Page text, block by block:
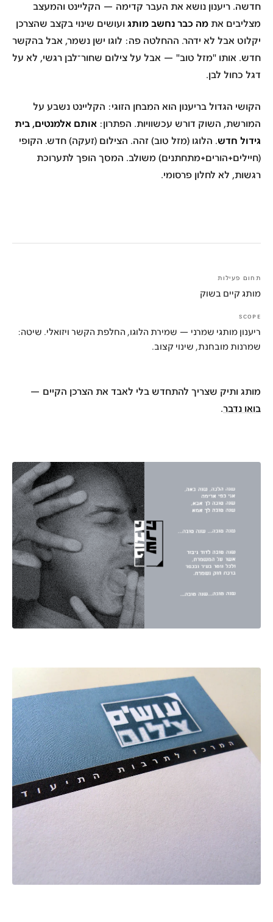
חדשה. ריענון נושא את העבר קדימה — הקליינט והמעצב
מצליבים את מה כבר נחשב מותג ועושים שינוי בקצב שהצרכן
יקלוט אבל לא ידהר. ההחלטה פה: לוגו ישן נשמר, אבל בהקשר
חדש. אותו "מזל טוב" — אבל על צילום שחור־לבן רגשי, לא על
דגל כחול לבן.
הקושי הגדול בריענון הוא המבחן הזוגי: הקליינט נשבע על
המורשת, השוק דורש עכשוויות. הפתרון: אותם אלמנטים, בית
גידול חדש. הלוגו (מזל טוב) זהה. הצילום (זעקה) חדש. הקופי
(חיילים+הורים+מתחתנים) משולב. המסך הופך לתערוכת
רגשות, לא לחלון פרסומי.
תחום פעילות
מותג קיים בשוק
SCOPE
ריענון מותגי שמרני — שמירת הלוגו, החלפת הקשר ויזואלי. שיטה:
שמרנות מובחנת, שינוי קצוב.
מותג ותיק שצריך להתחדש בלי לאבד את הצרכן הקיים —
בואו נדבר.